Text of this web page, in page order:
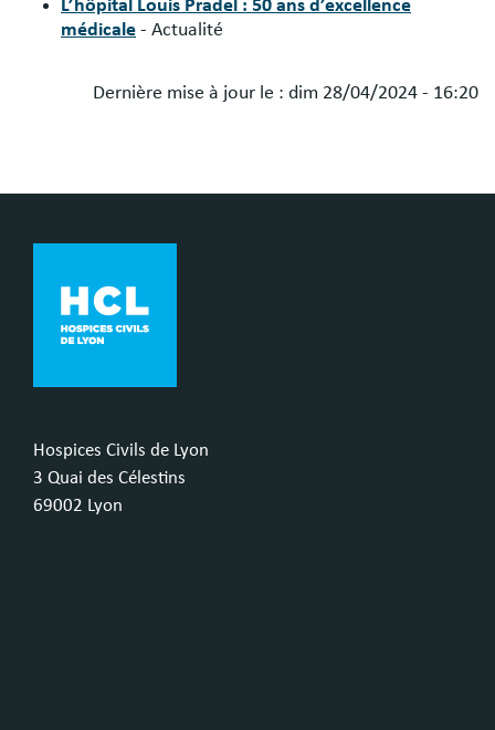
L’hôpital Louis Pradel : 50 ans d’excellence
médicale - Actualité
Dernière mise à jour le : dim 28/04/2024 - 16:20
Hospices Civils de Lyon
3 Quai des Célestins
69002 Lyon